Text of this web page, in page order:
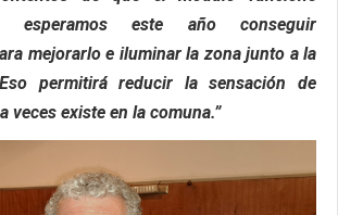
esperamos este año conseguir
mejorarlo e iluminar la zona junto a la
permitirá reducir la sensación de
veces existe en la comuna.”